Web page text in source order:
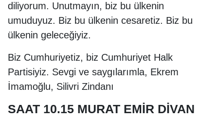
diliyorum. Unutmayın, biz bu ülkenin
umuduyuz. Biz bu ülkenin cesaretiz. Biz bu
ülkenin geleceğiyiz.
Biz Cumhuriyetiz, biz Cumhuriyet Halk
Partisiyiz. Sevgi ve saygılarımla, Ekrem
İmamoğlu, Silivri Zindanı
SAAT 10.15 MURAT EMİR DİVAN